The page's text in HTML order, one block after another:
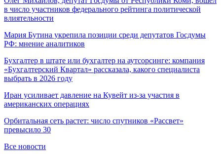
в число участников федерального рейтинга политической
влиятельности
Мария Бутина укрепила позиции среди депутатов Госдумы
РФ: мнение аналитиков
Бухгалтер в штате или бухгалтер на аутсорсинге: компания
«Бухгалтерский Квартал» рассказала, какого специалиста
выбрать в 2026 году
Иран усиливает давление на Кувейт из-за участия в
американских операциях
Орбитальная сеть растет: число спутников «Рассвет»
превысило 30
Все новости